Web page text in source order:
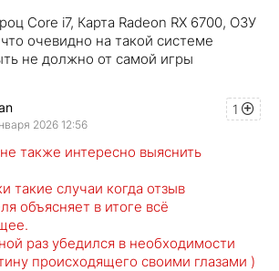
Core i7, Карта Radeon RX 6700, ОЗУ
что очевидно на такой системе
не должно от самой игры
1
2026 12:56
также интересно выяснить
такие случаи когда отзыв
объясняет в итоге всё
раз убедился в необходимости
происходящего своими глазами )